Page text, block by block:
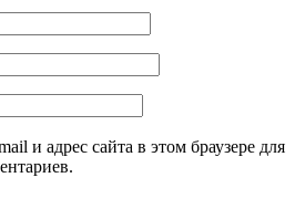
и адрес сайта в этом браузере для